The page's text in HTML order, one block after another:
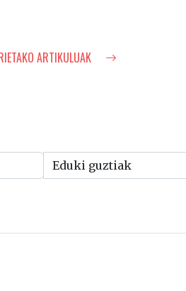
ARTIKULUAK